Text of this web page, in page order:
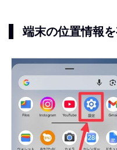
端末の位置情報